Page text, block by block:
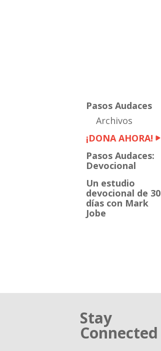
Pasos Audaces
Archivos
¡DONA AHORA!
Pasos Audaces:
Devocional
Un estudio
devocional de 30
días con Mark
Jobe
Stay
Connected